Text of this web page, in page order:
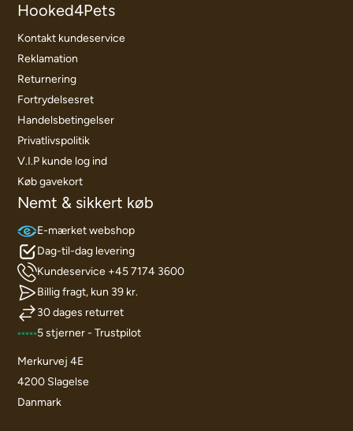
Hooked4Pets
Kontakt kundeservice
Reklamation
Returnering
Fortrydelsesret
Handelsbetingelser
Privatlivspolitik
V.I.P kunde log ind
Køb gavekort
Nemt & sikkert køb
E-mærket webshop
Dag-til-dag levering
Kundeservice +45 7174 3600
Billig fragt, kun 39 kr.
30 dages returret
5 stjerner - Trustpilot
Merkurvej 4E
4200 Slagelse
Danmark